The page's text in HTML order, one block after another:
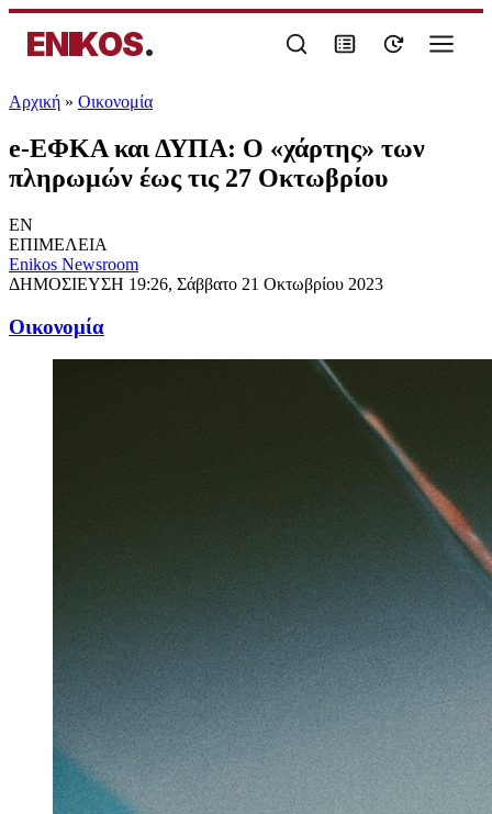
ENIKOS.
Αρχική » Oικονομία
e-ΕΦΚΑ και ΔΥΠΑ: Ο «χάρτης» των
πληρωμών έως τις 27 Οκτωβρίου
EN
ΕΠΙΜΕΛΕΙΑ
Enikos Newsroom
ΔΗΜΟΣΙΕΥΣΗ 19:26, Σάββατο 21 Οκτωβρίου 2023
Oικονομία